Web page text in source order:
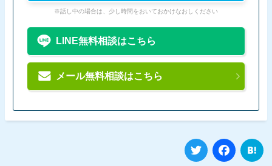
※話し中の場合は、少し時間をおいておかけなおしください
LINE無料相談はこちら
メール無料相談はこちら
Twitter